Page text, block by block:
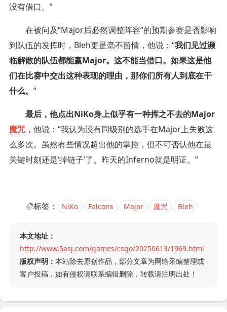
没有借口。”
在被问及“Major后必然调整阵容”的预期参赛是否影响
到队伍的发挥时，Bleh更是毫不留情，他说：“我们见过濒
临解散的队伍都能赢Major。这不能当借口。如果这是他
们在比赛中交出这种表现的理由，那你们所有人到底在干
什么。 ”
最后，他点出NiKo身上似乎有一种挥之不去的Major
魔咒，他说：“我认为没有同级别的选手在Major上失败这
么多次。虽然有些情况超出他的掌控，但不可否认他在最
关键时刻还是‘掉链子’了。昨天的Inferno就是明证。”
标签： NiKo Falcons Major 魔咒 Bleh
本文地址：
http://www.5asj.com/games/csgo/20250613/1969.html
版权声明： 本站除去原创作品，部分文章为网络采编整理或
客户投稿，如有侵权请联系编辑删除，转载请注明出处！